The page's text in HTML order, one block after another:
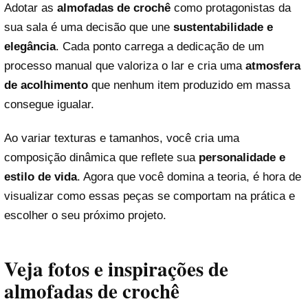
Adotar as almofadas de crochê como protagonistas da
sua sala é uma decisão que une sustentabilidade e
elegância. Cada ponto carrega a dedicação de um
processo manual que valoriza o lar e cria uma atmosfera
de acolhimento que nenhum item produzido em massa
consegue igualar.
Ao variar texturas e tamanhos, você cria uma
composição dinâmica que reflete sua personalidade e
estilo de vida. Agora que você domina a teoria, é hora de
visualizar como essas peças se comportam na prática e
escolher o seu próximo projeto.
Veja fotos e inspirações de
almofadas de crochê